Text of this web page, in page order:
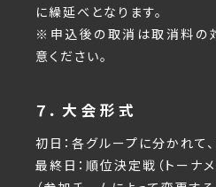
に繰延べとなります。
※申込後の取消は取消料の
意ください。
７．大会形式
初日：各グループに分かれて
最終日：順位決定戦（トーナメ